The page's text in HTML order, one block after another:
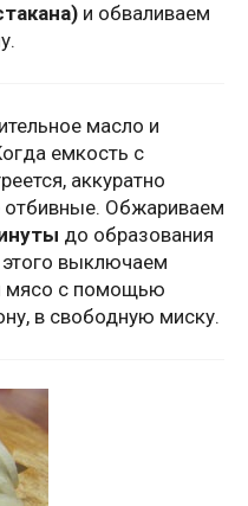
и обваливаем
масло и
емкость с
аккуратно
Обжариваем
до образования
выключаем
мясо с помощью
в свободную миску.